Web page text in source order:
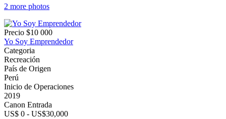
2 more photos
Precio $10 000
Yo Soy Emprendedor
Categoria
Recreación
País de Origen
Perú
Inicio de Operaciones
2019
Canon Entrada
US$ 0 - US$30,000